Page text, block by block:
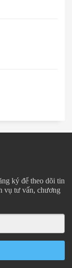
ký để theo dõi tin
vụ tư vấn, chương